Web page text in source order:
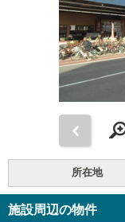
所在地
施設周辺の物件